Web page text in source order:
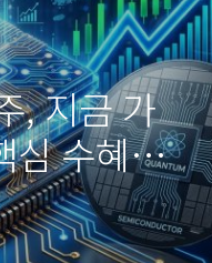
, 지금 가
심 수혜주